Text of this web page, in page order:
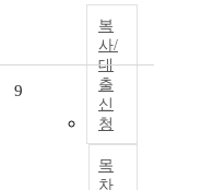
복
사/
대
출
신
청
목
차
9